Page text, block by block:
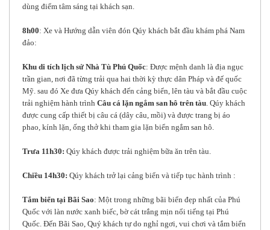
dùng điểm tâm sáng tại khách sạn.
8h00: Xe và Hướng dẫn viên đón Qúy khách bắt đầu khám phá Nam
đảo:
Khu di tích lịch sử Nhà Tù Phú Quốc: Được mệnh danh là địa ngục
trần gian, nơi đã từng trải qua hai thời kỳ thực dân Pháp và đế quốc
Mỹ. sau đó Xe đưa Qúy khách đến cảng biển, lên tàu và bắt đầu cuộc
trải nghiệm hành trình Câu cá lặn ngắm san hô trên tàu. Qúy khách
được cung cấp thiết bị câu cá (dây câu, mồi) và được trang bị áo
phao, kính lặn, ống thở khi tham gia lặn biển ngắm san hô.
Trưa 11h30: Qúy khách được trải nghiệm bữa ăn trên tàu.
Chiều 14h30: Qúy khách trở lại cảng biển và tiếp tục hành trình :
Tắm biển tại Bãi Sao: Một trong những bãi biển đẹp nhất của Phú
Quốc với làn nước xanh biếc, bờ cát trắng mịn nổi tiếng tại Phú
Quốc. Đến Bãi Sao, Quý khách tự do nghỉ ngơi, vui chơi và tắm biển